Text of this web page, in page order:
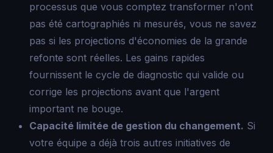
processus que vous comptez transformer n'ont
pas été cartographiés ni mesurés, vous ne savez
pas si les projections d'économies de la grande
refonte sont réelles. Les gains rapides
fournissent le cycle de diagnostic qui valide ou
corrige les projections avant que l'argent
important ne bouge.
Capacité limitée de gestion du changement. Si
votre équipe a déjà trois autres initiatives de